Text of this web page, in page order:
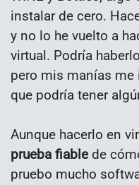
instalar de cero.
y no lo he vuelto a
virtual. Podría
pero mis manías
que podría tener
Aunque hacerlo en
prueba fiablede
pruebo mucho